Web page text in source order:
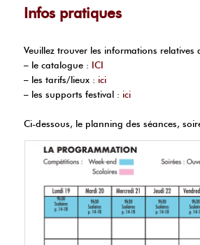
Infos pratiques
Veuillez trouver les informations relatives
– le catalogue : ICI
– les tarifs/lieux : ici
– les supports festival : ici
Ci-dessous, le planning des séances,